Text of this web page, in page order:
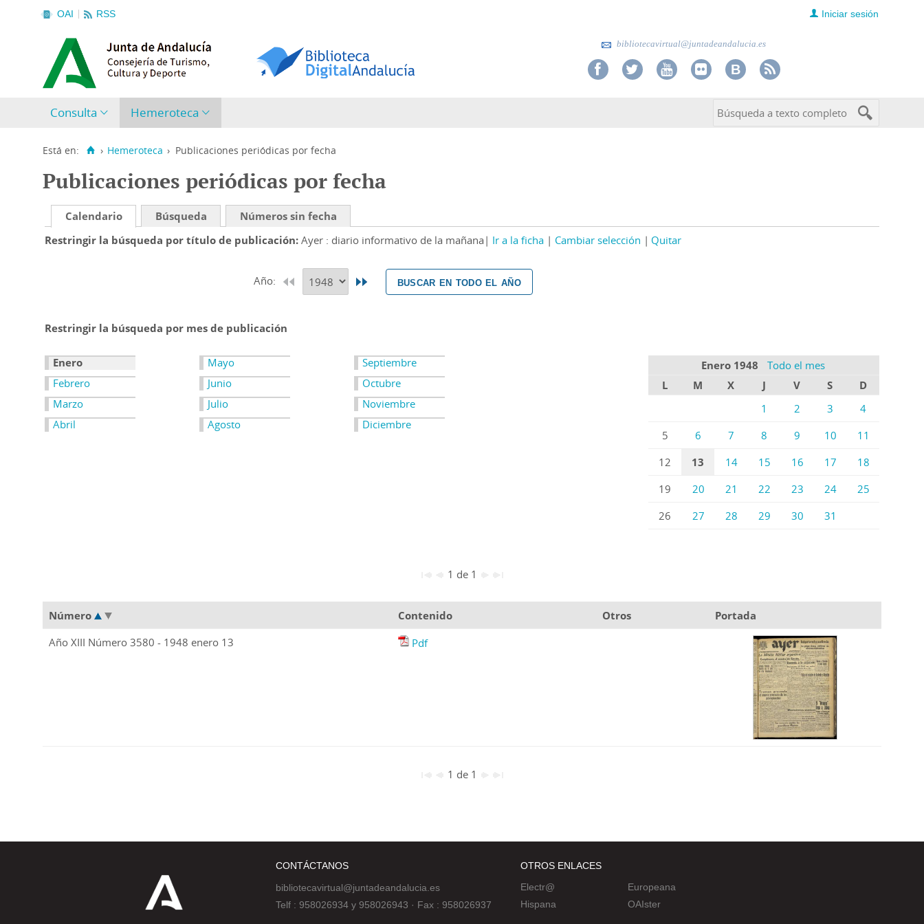
OAI RSS Iniciar sesión
bibliotecavirtual@juntadeandalucia.es
Consulta Hemeroteca
Está en: › Hemeroteca › Publicaciones periódicas por fecha
Publicaciones periódicas por fecha
Calendario Búsqueda
Números sin fecha
Restringir la búsqueda por título de publicación Ayer : diario informativo de la mañana Ir a la ficha Cambiar selección Quitar
Año: buscar en todo el año
Restringir la búsqueda por mes de publicación
Enero
Febrero
Marzo
Abril
Mayo
Junio
Julio
Agosto
Septiembre
Octubre
Noviembre
Diciembre
Enero 1948
Todo el mes
L
M X J V S
D
1
2 3
4
5
6 7 8 9 10
11
12
13 14 15 16 17
18
19
20 21 22 23 24
25
26
27 28 29 30 31
1 de 1
Número Contenido Otros
Portada
Año XIII Número 3580 - 1948 enero 13
Pdf
1 de 1
CONTÁCTANOS
bibliotecavirtual@juntadeandalucia.es
Telf : 958026934 y 958026943 · Fax : 958026937
OTROS ENLACES
Electr@
Hispana
Europeana
OAIster